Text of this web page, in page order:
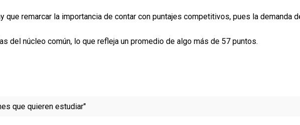
remarcar la importancia de contar con puntajes competitivos, pues la demanda
del núcleo común, lo que refleja un promedio de algo más de 57 puntos.
que quieren estudiar"